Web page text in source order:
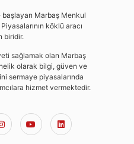
başlayan Marbaş Menkul
köklü aracı
biridir.
sağlamak olan Marbaş
olarak bilgi, güven ve
sermaye piyasalarında
hizmet vermektedir.